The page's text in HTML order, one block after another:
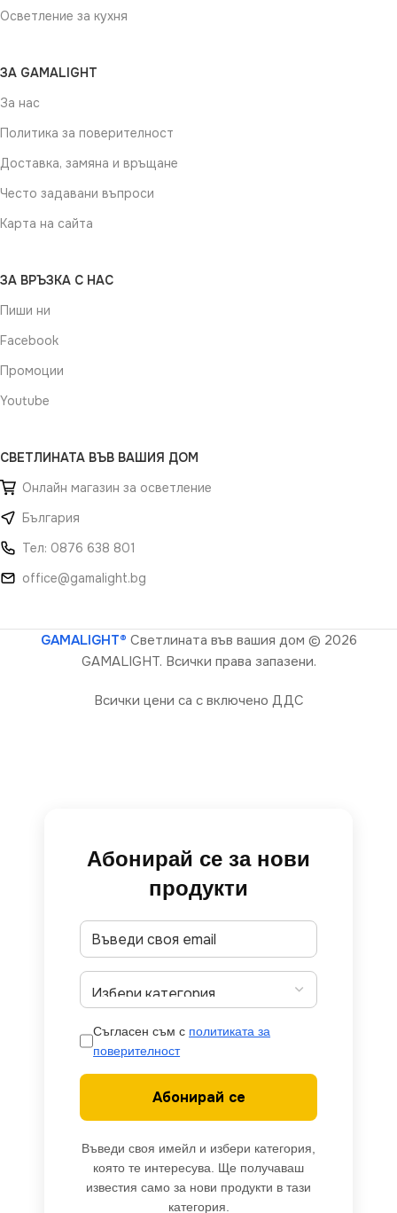
Осветление за кухня
ЗА GAMALIGHT
За нас
Политика за поверителност
Доставка, замяна и връщане
Често задавани въпроси
Карта на сайта
ЗА ВРЪЗКА С НАС
Пиши ни
Facebook
Промоции
Youtube
СВЕТЛИНАТА ВЪВ ВАШИЯ ДОМ
Онлайн магазин за осветление
България
Тел: 0876 638 801
office@gamalight.bg
GAMALIGHT® Светлината във вашия дом © 2026
GAMALIGHT. Всички права запазени.
Всички цени са с включено ДДС
Абонирай се за нови
продукти
Съгласен съм с политиката за
поверителност
Абонирай се
Въведи своя имейл и избери категория,
която те интересува. Ще получаваш
известия само за нови продукти в тази
категория.